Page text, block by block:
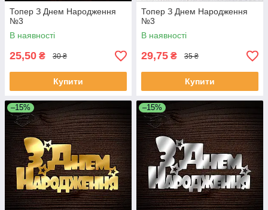
Топер З Днем Народження
№3
В наявності
25,50 ₴ 30 ₴
Купити
Топер З Днем Народження
№3
В наявності
29,75 ₴ 35 ₴
Купити
–15% –15%